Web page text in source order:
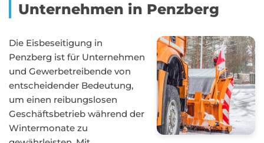
Unternehmen in Penzberg
Die Eisbeseitigung in
Penzberg ist für Unternehmen
und Gewerbetreibende von
entscheidender Bedeutung,
um einen reibungslosen
Geschäftsbetrieb während der
Wintermonate zu